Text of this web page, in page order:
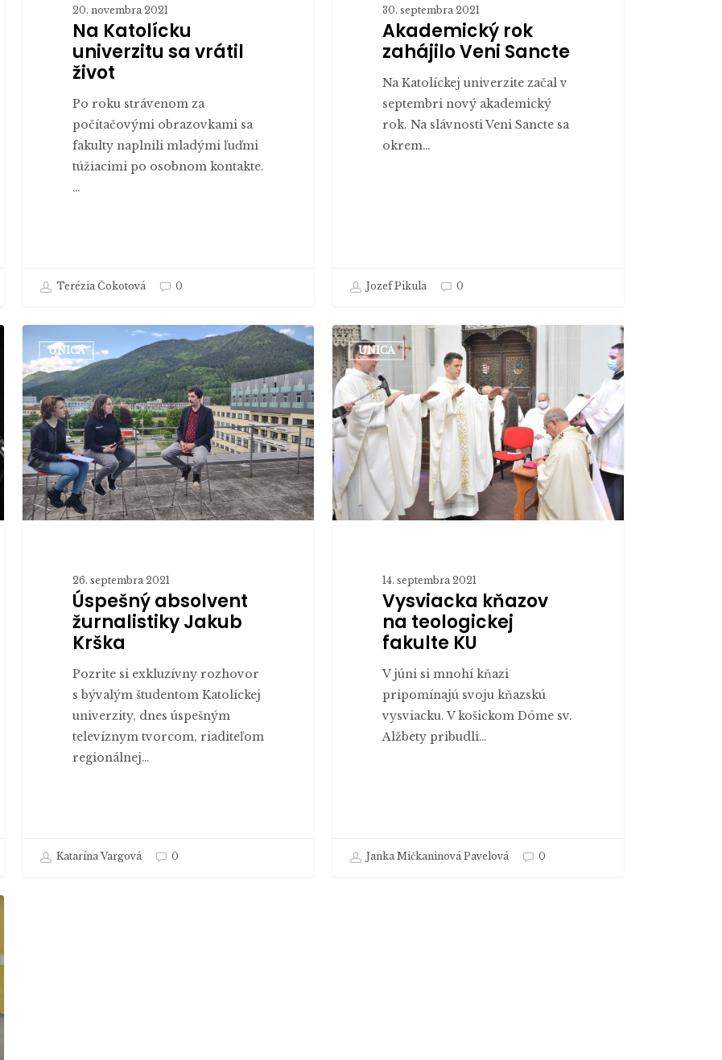
20. novembra 2021
Na Katolícku
univerzitu sa vrátil
život
Po roku strávenom za
počítačovými obrazovkami sa
fakulty naplnili mladými ľuďmi
túžiacimi po osobnom kontakte.
…
Terézia Čokotová 0
30. septembra 2021
Akademický rok
zahájilo Veni Sancte
Na Katolíckej univerzite začal v
septembri nový akademický
rok. Na slávnosti Veni Sancte sa
okrem…
Jozef Pikula 0
absolvent
žurnalistiky
Jakub
Krška
UNICA
26. septembra 2021
Úspešný absolvent
žurnalistiky Jakub
Krška
Pozrite si exkluzívny rozhovor
s bývalým študentom Katolíckej
univerzity, dnes úspešným
televíznym tvorcom, riaditeľom
regionálnej…
Katarína Vargová 0
Vysviacka
kňazov
na
teologickej
fakulte
KU
UNICA
14. septembra 2021
Vysviacka kňazov
na teologickej
fakulte KU
V júni si mnohí kňazi
pripomínajú svoju kňazskú
vysviacku. V košickom Dóme sv.
Alžbety pribudli…
Janka Mičkaninová Pavelová 0